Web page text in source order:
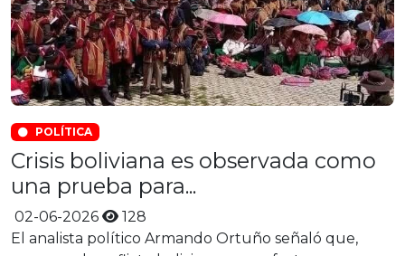
POLÍTICA
Crisis boliviana es observada como
una prueba para...
02-06-2026
128
El analista político Armando Ortuño señaló que,